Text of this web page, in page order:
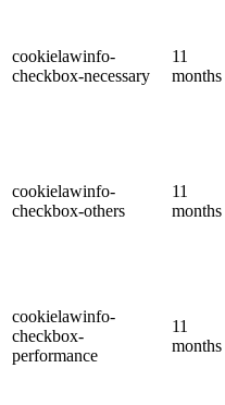
cookielawinfo-
checkbox-necessary
11
months
cookielawinfo-
checkbox-others
11
months
cookielawinfo-
checkbox-
performance
11
months